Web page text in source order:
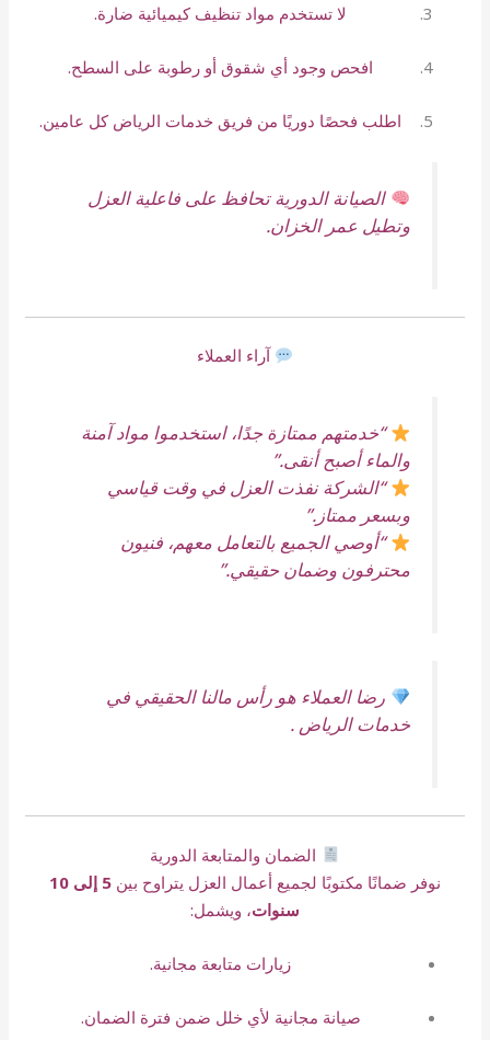
لا تستخدم مواد تنظيف كيميائية ضارة.
افحص وجود أي شقوق أو رطوبة على السطح.
اطلب فحصًا دوريًا من فريق خدمات الرياض كل عامين.
الصيانة الدورية تحافظ على فاعلية العزل
وتطيل عمر الخزان.
آراء العملاء
“خدمتهم ممتازة جدًا، استخدموا مواد آمنة
والماء أصبح أنقى.”
“الشركة نفذت العزل في وقت قياسي
وبسعر ممتاز.”
“أوصي الجميع بالتعامل معهم، فنيون
محترفون وضمان حقيقي.”
رضا العملاء هو رأس مالنا الحقيقي في
خدمات الرياض .
الضمان والمتابعة الدورية
نوفر ضمانًا مكتوبًا لجميع أعمال العزل يتراوح بين
5 إلى 10
سنوات، ويشمل:
زيارات متابعة مجانية.
صيانة مجانية لأي خلل ضمن فترة الضمان.